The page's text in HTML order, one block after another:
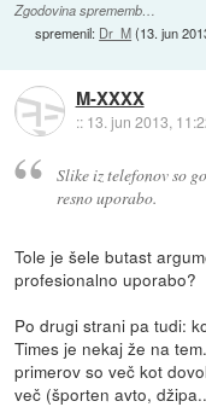
Zgodovina sprememb…
spremenil: Dr_M(13. jun
M-XXXX
:: 13. jun 2013,
Slike iz telefonov so
resno uporabo.
Tole je šele butast
profesionalno uporabo?
Po drugi strani pa tudi:
Times je nekaj že na
primerov so več kot
več (športen avto,